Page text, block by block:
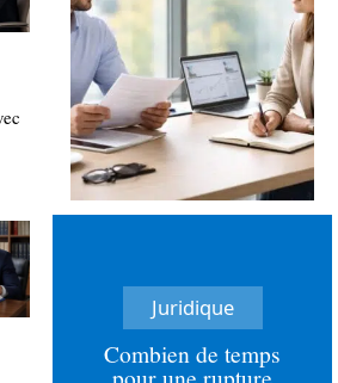
Juridique
Combien de temps